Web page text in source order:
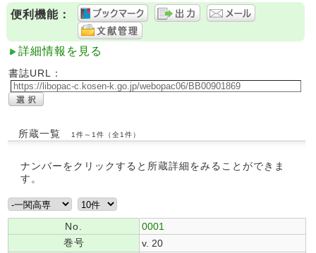
便利機能：
詳細情報を見る
書誌URL：
所蔵一覧 1件～1件（全1件）
ナンバーをクリックすると所蔵詳細をみることができま
す。
No.
0001
巻号
v. 20